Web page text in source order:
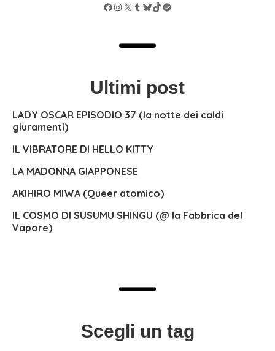
Facebook
Instagram
X Tumblr
Bluesky
TikTokSpotify
Ultimi post
LADY OSCAR EPISODIO 37 (la notte dei caldi
giuramenti)
IL VIBRATORE DI HELLO KITTY
LA MADONNA GIAPPONESE
AKIHIRO MIWA (Queer atomico)
IL COSMO DI SUSUMU SHINGU (@ la Fabbrica del
Vapore)
Scegli un tag